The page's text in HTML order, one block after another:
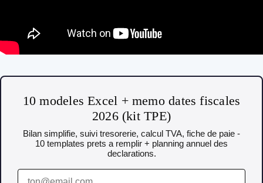
10 modeles Excel + memo dates fiscales
2026 (kit TPE)
Bilan simplifie, suivi tresorerie, calcul TVA, fiche de paie -
10 templates prets a remplir + planning annuel des
declarations.